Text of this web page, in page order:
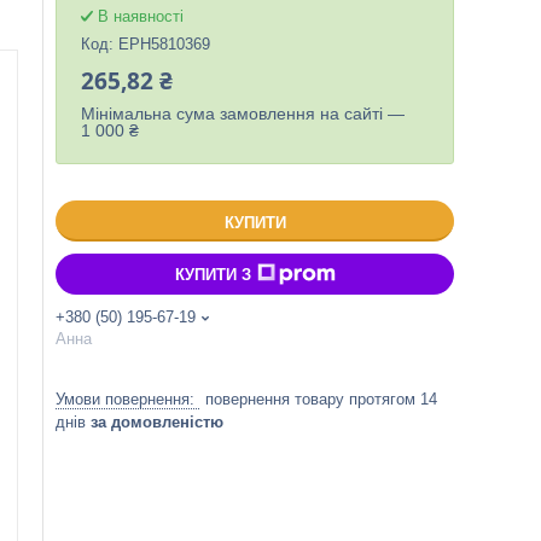
В наявності
Код: EPH5810369
265,82 ₴
Мінімальна сума замовлення на сайті —
1 000 ₴
КУПИТИ
КУПИТИ З
+380 (50) 195-67-19
Анна
повернення товару протягом 14
днів за домовленістю